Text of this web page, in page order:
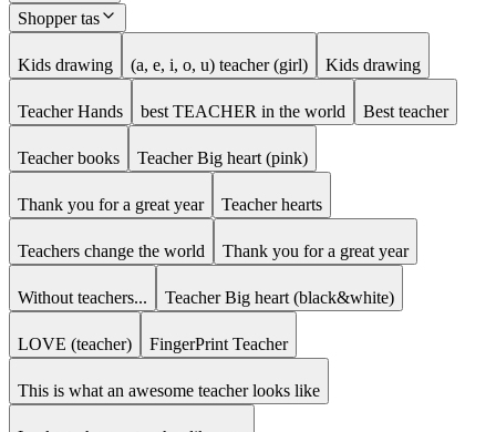
Shopper tas
Kids drawing (a, e, i, o, u) teacher (girl) Kids drawing
Teacher Hands best TEACHER in the world Best teacher
Teacher books Teacher Big heart (pink)
Thank you for a great year Teacher hearts
Teachers change the world Thank you for a great year
Without teachers... Teacher Big heart (black&white)
LOVE (teacher) FingerPrint Teacher
This is what an awesome teacher looks like